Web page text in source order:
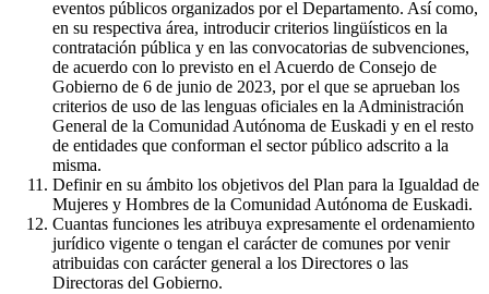
eventos públicos organizados por el Departamento. Así como,
en su respectiva área, introducir criterios lingüísticos en la
contratación pública y en las convocatorias de subvenciones,
de acuerdo con lo previsto en el Acuerdo de Consejo de
Gobierno de 6 de junio de 2023, por el que se aprueban los
criterios de uso de las lenguas oficiales en la Administración
General de la Comunidad Autónoma de Euskadi y en el resto
de entidades que conforman el sector público adscrito a la
misma.
Definir en su ámbito los objetivos del Plan para la Igualdad de
Mujeres y Hombres de la Comunidad Autónoma de Euskadi.
Cuantas funciones les atribuya expresamente el ordenamiento
jurídico vigente o tengan el carácter de comunes por venir
atribuidas con carácter general a los Directores o las
Directoras del Gobierno.